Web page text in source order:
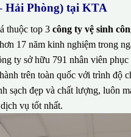
Hải Phòng) tại KTA
thuộc top 3 công ty vệ sinh
17 năm kinh nghiệm trong
ty sở hữu 791 nhân viên
trên toàn quốc với trình độ
sạch đẹp và chất lượng, luôn
vụ tốt nhất.